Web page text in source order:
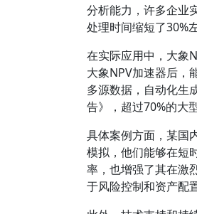
分析能力，许多企业
处理时间缩短了30%
在实际应用中，大象
大象NPV加速器后，
多源数据，自动化生
告》，超过70%的大
具体案例方面，某国
模拟，他们能够在短
率，也增强了其在激
于风险控制和资产配